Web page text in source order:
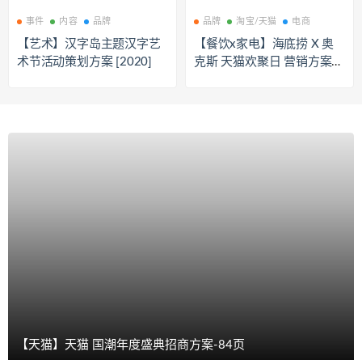
事件 内容 品牌
【艺术】汉字岛主题汉字艺
术节活动策划方案 [2020]
品牌 淘宝/天猫 电商
【餐饮x家电】海底捞 X 奥
克斯 天猫欢聚日 营销方案
【天猫】天猫 国潮年度盛典招商方案-84页